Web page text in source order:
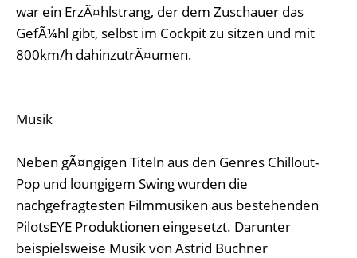
war ein ErzÃ¤hlstrang, der dem Zuschauer das
GefÃ¼hl gibt, selbst im Cockpit zu sitzen und mit
800km/h dahinzutrÃ¤umen.
Musik
Neben gÃ¤ngigen Titeln aus den Genres Chillout-
Pop und loungigem Swing wurden die
nachgefragtesten Filmmusiken aus bestehenden
PilotsEYE Produktionen eingesetzt. Darunter
beispielsweise Musik von Astrid Buchner